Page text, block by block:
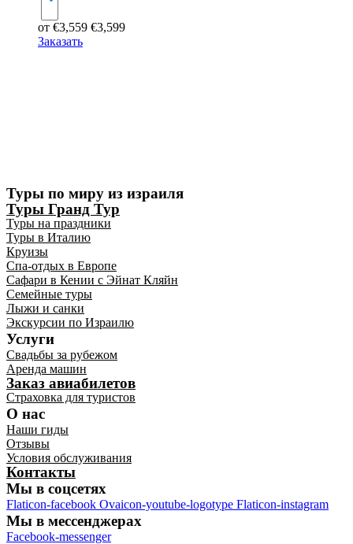
от €3,559 €3,599
Заказать
Туры по миру из израиля
Туры Гранд Тур
Туры на праздники
Туры в Италию
Круизы
Спа-отдых в Европе
Сафари в Кении с Эйнат Кляйн
Семейные туры
Лыжи и санки
Экскурсии по Израилю
Услуги
Свадьбы за рубежом
Аренда машин
Заказ авиабилетов
Страховка для туристов
О нас
Наши гиды
Отзывы
Условия обслуживания
Контакты
Мы в соцсетях
Flaticon-facebook Ovaicon-youtube-logotype Flaticon-instagram
Мы в мессенджерах
Facebook-messenger